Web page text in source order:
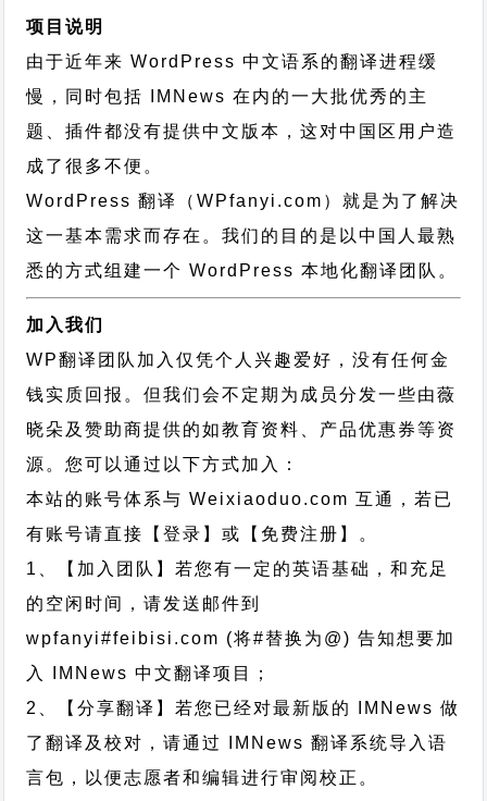
项目说明
由于近年来 WordPress 中文语系的翻译进程缓
慢，同时包括 IMNews 在内的一大批优秀的主
题、插件都没有提供中文版本，这对中国区用户造
成了很多不便。
WordPress 翻译（WPfanyi.com） 就是为了解决
这一基本需求而存在。我们的目的是以中国人最熟
悉的方式组建一个 WordPress 本地化翻译团队。
加入我们
WP翻译团队加入仅凭个人兴趣爱好，没有任何金
钱实质回报。但我们会不定期为成员分发一些由薇
晓朵及赞助商提供的如教育资料、产品优惠券等资
源。您可以通过以下方式加入：
本站的账号体系与Weixiaoduo.com 互通，若已
有账号请直接【登录】或【免费注册】。
1、【加入团队】若您有一定的英语基础，和充足
的空闲时间，请发送邮件到
wpfanyi#feibisi.com (将#替换为@) 告知想要加
入 IMNews 中文翻译项目；
2、【分享翻译】若您已经对最新版的 IMNews 做
了翻译及校对，请通过 IMNews 翻译系统导入语
言包，以便志愿者和编辑进行审阅校正。